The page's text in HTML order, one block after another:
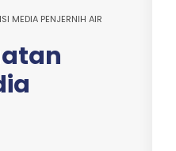
MEDIA PENJERNIH AIR